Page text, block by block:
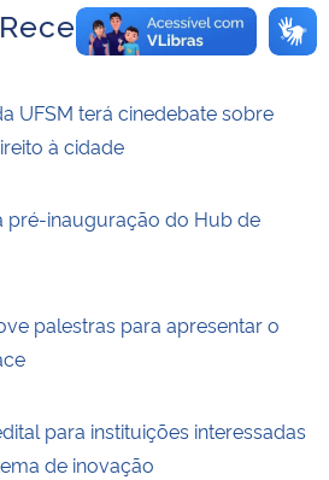
UFSM terá cinedebate sobre
à cidade
pré-inauguração do Hub de
palestras para apresentar o
para instituições interessadas
de inovação